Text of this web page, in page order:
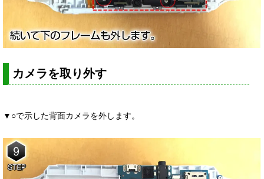
カメラを取り外す
▼○で示した背面カメラを外します。